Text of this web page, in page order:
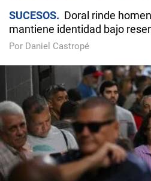
SUCESOS
Doral rinde
mantiene identidad bajo
Por Daniel Castropé